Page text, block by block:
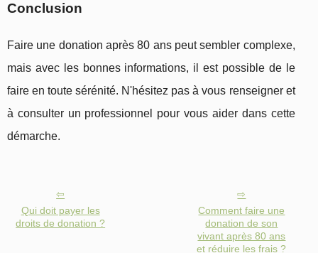
Conclusion
Faire une donation après 80 ans peut sembler complexe,
mais avec les bonnes informations, il est possible de le
faire en toute sérénité. N'hésitez pas à vous renseigner et
à consulter un professionnel pour vous aider dans cette
démarche.
Qui doit payer les
droits de donation ?
Comment faire une
donation de son
vivant après 80 ans
et réduire les frais ?